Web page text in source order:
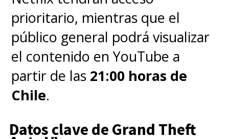
prioritario, mientras que el
público general podrá visualizar
el contenido en YouTube a
partir de las 21:00 horas de
Chile.
Datos clave de Grand Theft